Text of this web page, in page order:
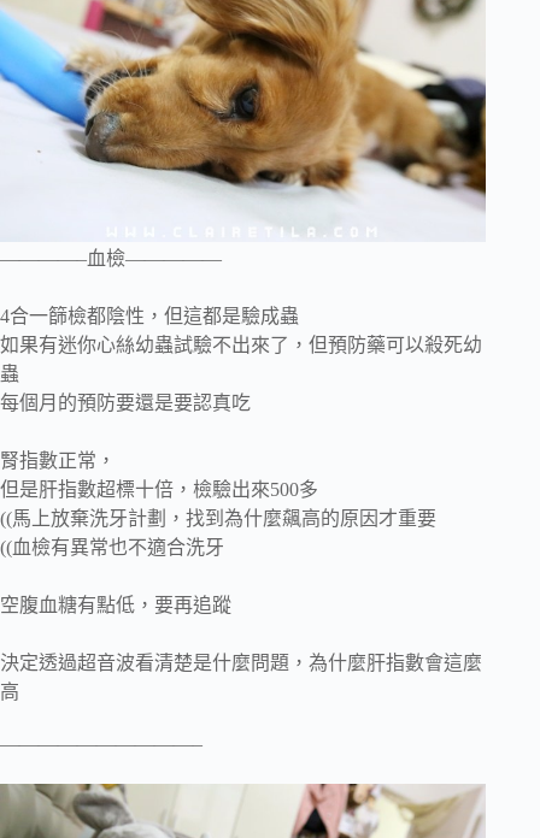
————–血檢—————
4合一篩檢都陰性，但這都是驗成蟲
如果有迷你心絲幼蟲試驗不出來了，但預防藥可以殺死幼
蟲
每個月的預防要還是要認真吃
腎指數正常，
但是肝指數超標十倍，檢驗出來500多
((馬上放棄洗牙計劃，找到為什麼飆高的原因才重要
((血檢有異常也不適合洗牙
空腹血糖有點低，要再追蹤
決定透過超音波看清楚是什麼問題，為什麼肝指數會這麼
高
——————————–